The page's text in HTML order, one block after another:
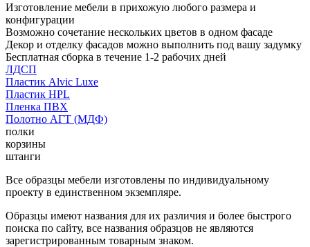
Изготовление мебели в прихожую любого размера и
конфигурации
Возможно сочетание нескольких цветов в одном фасаде
Декор и отделку фасадов можно выполнить под вашу задумку
Бесплатная сборка в течение 1-2 рабочих дней
ЛДСП
Пластик Alvic Luxe
Пластик HPL
Пленка ПВХ
Полотно АГТ (МДФ)
полки
корзины
штанги
Все образцы мебели изготовлены по индивидуальному
проекту в единственном экземпляре.
Образцы имеют названия для их различия и более быстрого
поиска по сайту, все названия образцов не являются
зарегистрированным товарным знаком.